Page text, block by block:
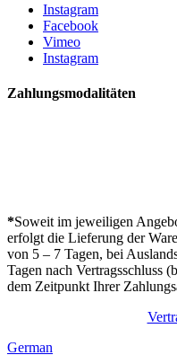
Instagram
Facebook
Vimeo
Instagram
Zahlungsmodalitäten
*Soweit im jeweiligen
erfolgt die Lieferung der
von 5 – 7 Tagen, bei
Tagen nach Vertragsschluss
dem Zeitpunkt Ihrer
German